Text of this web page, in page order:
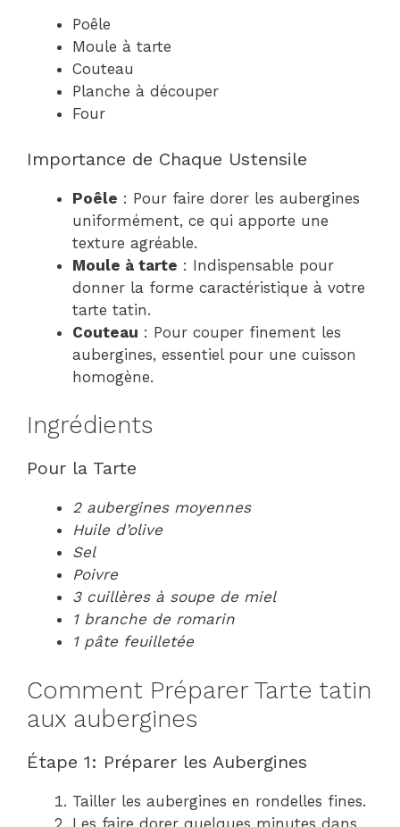
Poêle
Moule à tarte
Couteau
Planche à découper
Four
Importance de Chaque Ustensile
Poêle : Pour faire dorer les aubergines
uniformément, ce qui apporte une
texture agréable.
Moule à tarte : Indispensable pour
donner la forme caractéristique à votre
tarte tatin.
Couteau : Pour couper finement les
aubergines, essentiel pour une cuisson
homogène.
Ingrédients
Pour la Tarte
2 aubergines moyennes
Huile d’olive
Sel
Poivre
3 cuillères à soupe de miel
1 branche de romarin
1 pâte feuilletée
Comment Préparer Tarte tatin
aux aubergines
Étape 1: Préparer les Aubergines
Tailler les aubergines en rondelles fines.
Les faire dorer quelques minutes dans